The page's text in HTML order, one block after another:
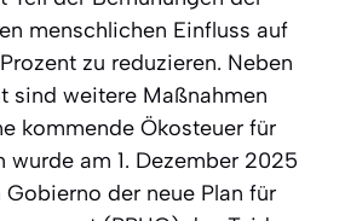
menschlichen Einfluss auf
zu reduzieren. Neben
sind weitere Maßnahmen
kommende Ökosteuer für
wurde am 1. Dezember 2025
der neue Plan für